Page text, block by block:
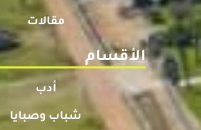
مقالات
الأقسام
أدب
شباب وصبايا